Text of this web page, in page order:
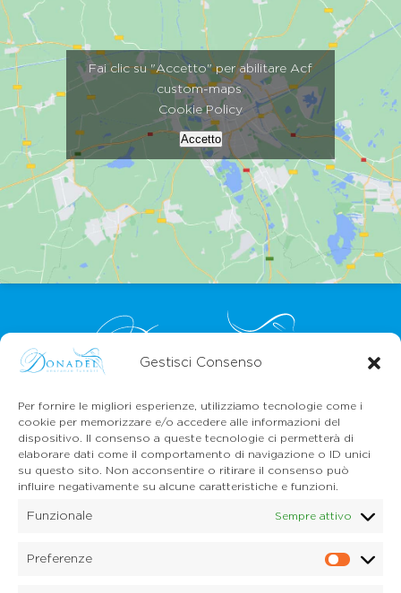
Gestisci Consenso
Per fornire le migliori esperienze, utilizziamo tecnologie come i
cookie per memorizzare e/o accedere alle informazioni del
dispositivo. Il consenso a queste tecnologie ci permetterà di
elaborare dati come il comportamento di navigazione o ID unici
su questo sito. Non acconsentire o ritirare il consenso può
influire negativamente su alcune caratteristiche e funzioni.
Funzionale Sempre attivo
Preferenze
Fai clic su "Accetto" per abilitare Acf
custom-maps
Cookie Policy
Accetto
CONTATTI
Mail:info@onoranzefunebridonadel.it
Cell.336 200212
Cell.349 3056496
Sedico Belluno, Ponte nelle Alpi, Santa Giustina